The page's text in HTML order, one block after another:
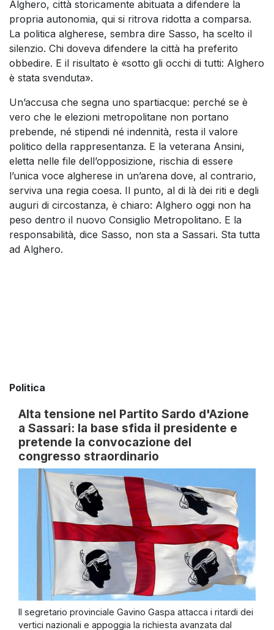
Alghero, città storicamente abituata a difendere la
propria autonomia, qui si ritrova ridotta a comparsa.
La politica algherese, sembra dire Sasso, ha scelto il
silenzio. Chi doveva difendere la città ha preferito
obbedire. E il risultato è «sotto gli occhi di tutti: Alghero
è stata svenduta».
Un’accusa che segna uno spartiacque: perché se è
vero che le elezioni metropolitane non portano
prebende, né stipendi né indennità, resta il valore
politico della rappresentanza. E la veterana Ansini,
eletta nelle file dell’opposizione, rischia di essere
l’unica voce algherese in un’arena dove, al contrario,
serviva una regia coesa. Il punto, al di là dei riti e degli
auguri di circostanza, è chiaro: Alghero oggi non ha
peso dentro il nuovo Consiglio Metropolitano. E la
responsabilità, dice Sasso, non sta a Sassari. Sta tutta
ad Alghero.
Politica
Alta tensione nel Partito Sardo d'Azione
a Sassari: la base sfida il presidente e
pretende la convocazione del
congresso straordinario
Il segretario provinciale Gavino Gaspa attacca i ritardi dei
vertici nazionali e appoggia la richiesta avanzata dal